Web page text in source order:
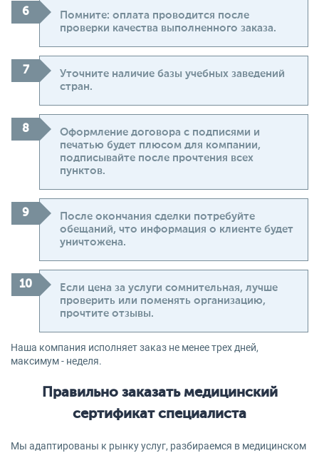
Помните: оплата проводится после
проверки качества выполненного заказа.
Уточните наличие базы учебных заведений
стран.
Оформление договора с подписями и
печатью будет плюсом для компании,
подписывайте после прочтения всех
пунктов.
После окончания сделки потребуйте
обещаний, что информация о клиенте будет
уничтожена.
Если цена за услуги сомнительная, лучше
проверить или поменять организацию,
прочтите отзывы.
Наша компания исполняет заказ не менее трех дней,
максимум - неделя.
Правильно заказать медицинский
сертификат специалиста
Мы адаптированы к рынку услуг, разбираемся в медицинском